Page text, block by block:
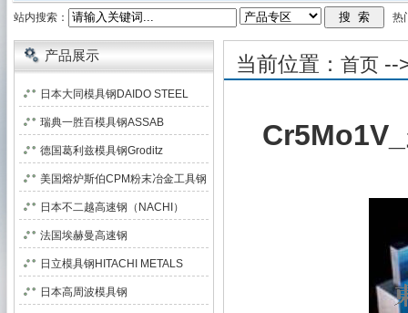
兹
站内搜索： 热
当前位置： 首页 --
产品展示
日本大同模具钢DAIDO STEEL
瑞典一胜百模具钢ASSAB
德国葛利兹模具钢Groditz
美国熔炉斯伯CPM粉末冶金工具钢
日本不二越高速钢（NACHI）
法国埃赫曼高速钢
日立模具钢HITACHI METALS
日本高周波模具钢